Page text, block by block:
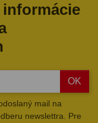
OK
mail na
newslettra. Pre